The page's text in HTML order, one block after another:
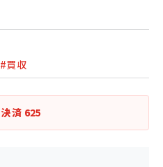
#買収
決済 625